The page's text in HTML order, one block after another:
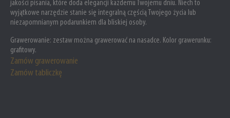
jakości pisania, które doda elegancji każdemu Twojemu dniu. Niech to
wyjątkowe narzędzie stanie się integralną częścią Twojego życia lub
niezapomnianym podarunkiem dla bliskiej osoby.
Grawerowanie: zestaw można grawerować na nasadce. Kolor grawerunku:
grafitowy.
Zamów grawerowanie
Zamów tabliczkę